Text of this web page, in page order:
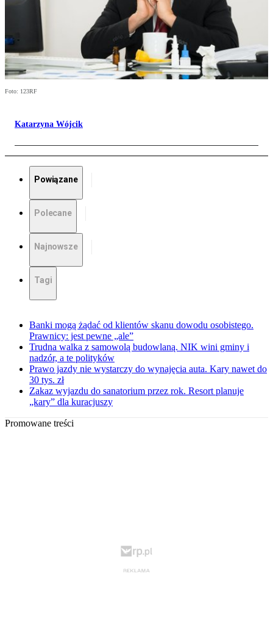
Foto: 123RF
Katarzyna Wójcik
Powiązane
Polecane
Najnowsze
Tagi
Banki mogą żądać od klientów skanu dowodu osobistego.
Prawnicy: jest pewne „ale”
Trudna walka z samowolą budowlaną. NIK wini gminy i
nadzór, a te polityków
Prawo jazdy nie wystarczy do wynajęcia auta. Kary nawet do
30 tys. zł
Zakaz wyjazdu do sanatorium przez rok. Resort planuje
„kary” dla kuracjuszy
Promowane treści